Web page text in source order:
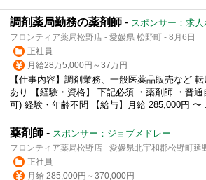
調剤薬局勤務の薬剤師 - スポンサー：求人
フロンティア薬局松野店 - 愛媛県 松野町 - 8月6日
正社員
月給28万5,000円～37万円
【仕事内容】調剤業務、一般医薬品販売など
あり 【経験・資格】 下記必須 ・薬剤師 ・普通
可) 経験・年齢不問 【給与】月給 285,000円 〜
薬剤師 - スポンサー：ジョブメドレー
フロンティア薬局松野店 - 愛媛県北宇和郡松野町延
正社員
月給 285,000円～370,000円